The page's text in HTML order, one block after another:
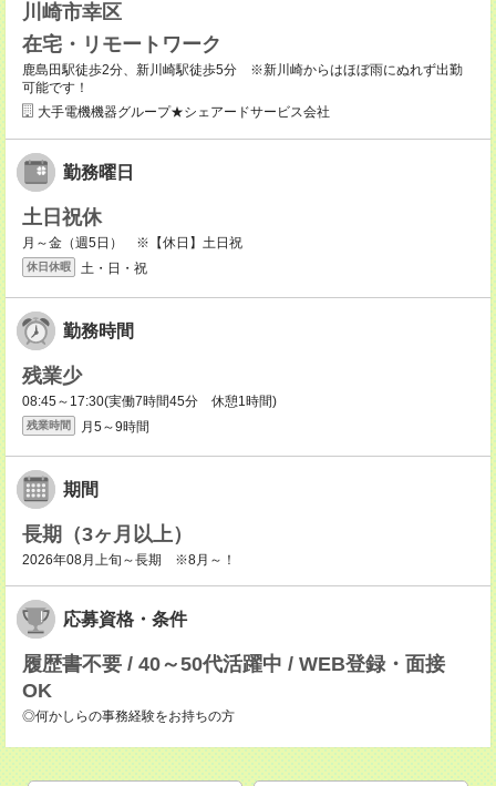
川崎市幸区
在宅・リモートワーク
鹿島田駅徒歩2分、新川崎駅徒歩5分 ※新川崎からはほぼ雨にぬれず出勤
可能です！
大手電機機器グループ★シェアードサービス会社
勤務曜日
土日祝休
月～金（週5日） ※【休日】土日祝
休日休暇 土・日・祝
勤務時間
残業少
08:45～17:30(実働7時間45分 休憩1時間)
残業時間 月5～9時間
期間
長期（3ヶ月以上）
2026年08月上旬～長期 ※8月～！
応募資格・条件
履歴書不要 / 40～50代活躍中 / WEB登録・面接
OK
◎何かしらの事務経験をお持ちの方